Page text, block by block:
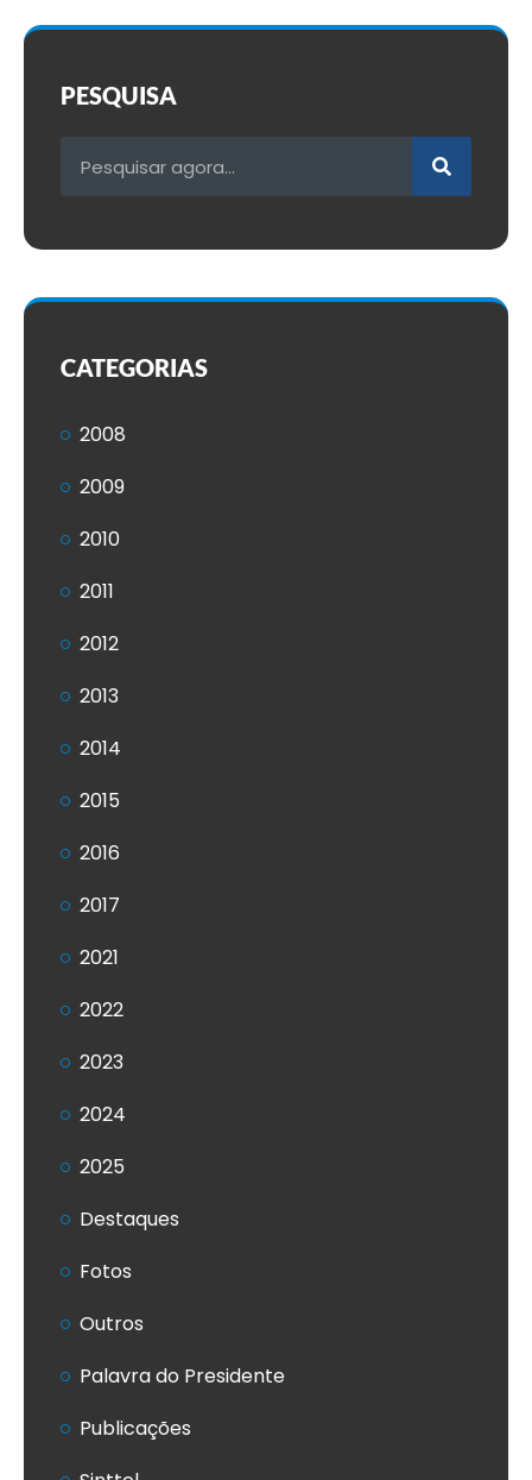
PESQUISA
CATEGORIAS
2008
2009
2010
2011
2012
2013
2014
2015
2016
2017
2021
2022
2023
2024
2025
Destaques
Fotos
Outros
Palavra do Presidente
Publicações